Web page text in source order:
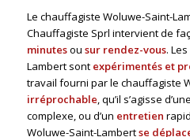
Le chauffagiste Woluwe-Saint-
Chauffagiste Sprl intervient de
minutesou sur rendez-vous.
Lambert sont expérimentés et
travail fourni par le chauffagiste
irréprochable, qu’il s’agisse d’une
complexe, ou d’un entretien
Woluwe-Saint-Lambertse